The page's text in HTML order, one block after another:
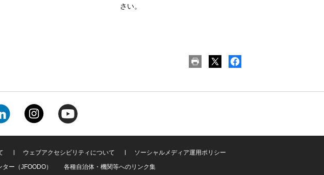
さい。
ウェブアクセシビリティについて
ソーシャルメディア運用ポリシー
ー（JFOODO） 各種自治体・機関等へのリンク集